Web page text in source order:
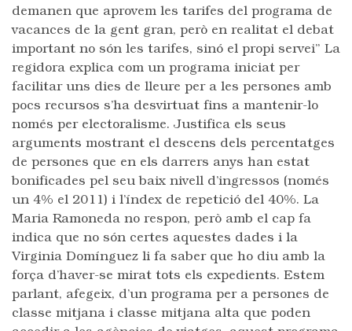
demanen que aprovem les tarifes del programa de
vacances de la gent gran, però en realitat el debat
important no són les tarifes, sinó el propi servei” La
regidora explica com un programa iniciat per
facilitar uns dies de lleure per a les persones amb
pocs recursos s’ha desvirtuat fins a mantenir-lo
només per electoralisme. Justifica els seus
arguments mostrant el descens dels percentatges
de persones que en els darrers anys han estat
bonificades pel seu baix nivell d’ingressos (només
un 4% el 2011) i l’índex de repetició del 40%. La
Maria Ramoneda no respon, però amb el cap fa
indica que no són certes aquestes dades i la
Virginia Domínguez li fa saber que ho diu amb la
força d’haver-se mirat tots els expedients. Estem
parlant, afegeix, d’un programa per a persones de
classe mitjana i classe mitjana alta que poden